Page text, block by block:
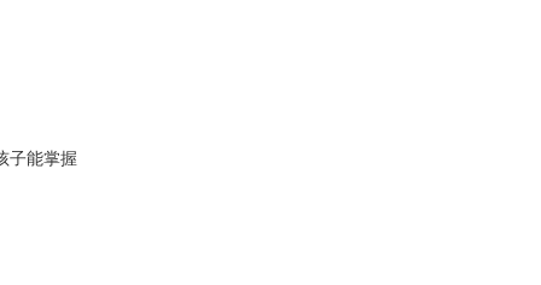
子能掌握